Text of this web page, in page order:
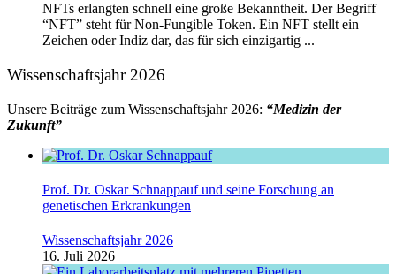
NFTs erlangten schnell eine große Bekanntheit. Der Begriff
“NFT” steht für Non-Fungible Token. Ein NFT stellt ein
Zeichen oder Indiz dar, das für sich einzigartig ...
Wissenschaftsjahr 2026
Unsere Beiträge zum Wissenschaftsjahr 2026: “Medizin der
Zukunft”
Prof. Dr. Oskar Schnappauf und seine Forschung an
genetischen Erkrankungen
Wissenschaftsjahr 2026
16. Juli 2026